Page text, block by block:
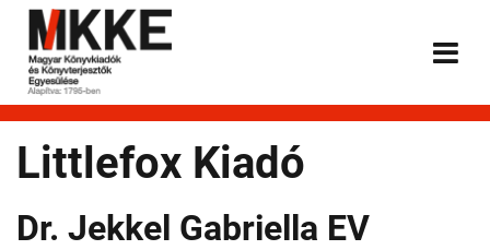
Littlefox Kiadó
Dr. Jekkel Gabriella EV